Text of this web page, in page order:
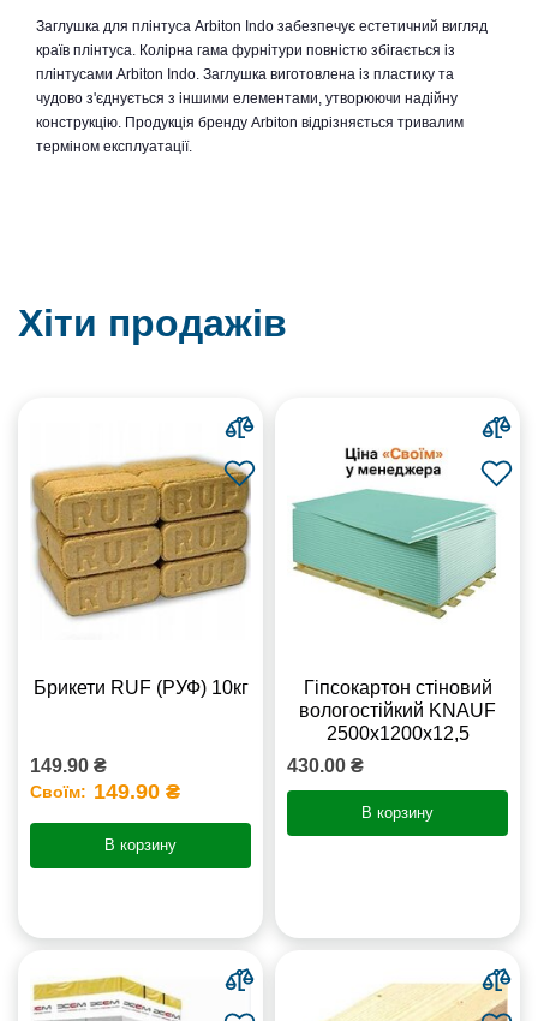
Заглушка для плінтуса Arbiton Indo забезпечує естетичний вигляд
країв плінтуса. Колірна гама фурнітури повністю збігається із
плінтусами Arbiton Indo. Заглушка виготовлена із пластику та
чудово з'єднується з іншими елементами, утворюючи надійну
конструкцію. Продукція бренду Arbiton відрізняється тривалим
терміном експлуатації.
Хіти продажів
Брикети RUF (РУФ) 10кг
149.90 ₴
Своїм: 149.90 ₴
В корзину
Гіпсокартон стіновий
вологостійкий KNAUF
2500х1200х12,5
430.00 ₴
В корзину